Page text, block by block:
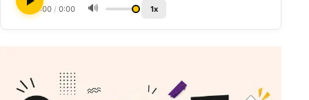
0:00 / 0:00 🔊 1x